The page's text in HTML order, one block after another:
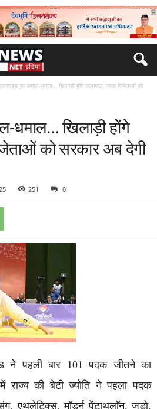
का कमाल-धमाल… खिलाड़ी होंगे मालामाल, पदक विजेताओं को
धमाल… खिलाड़ी होंगे
को सरकार अब देगी
251 0
ने पहली बार 101 पदक जीतने का
में राज्य की बेटी ज्योति ने पहला पदक
एथलेटिक्स, मॉडर्न पेंटाथलाॅन, जूडो,